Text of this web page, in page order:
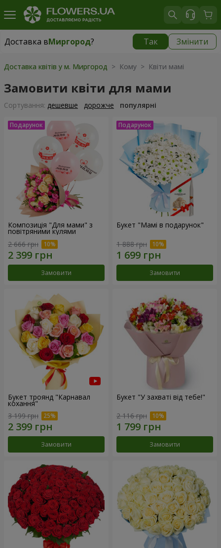
Доставка вМиргород? Так Змінити
Доставка вМиргород|
Доставка квітів у м. Миргород > Кому > Квіти мамі
Замовити квіти для мами
Сортування: дешевше дорожче популярні
Композиція "Для мами" з
повітряними кулями
2 666 грн
Замовити
Букет "Мамі в подарунок"
1 888 грн
Замовити
Букет троянд "Карнавал
кохання"
3 199 грн
Замовити
Букет "У захваті від тебе!"
2 116 грн
Замовити